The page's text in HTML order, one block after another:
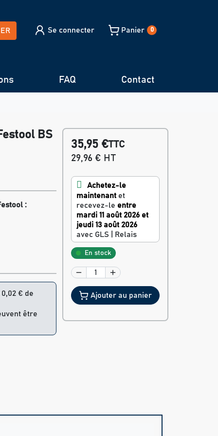
Se connecter Panier 0
FAQ Contact
BS
:
0,02 € de
être
35,95 €TTC
29,96 € HT
Achetez-le
maintenantet
recevez-le entre
mardi 11 août 2026 et
jeudi 13 août 2026
avec GLS | Relais
En stock
Ajouter au panier